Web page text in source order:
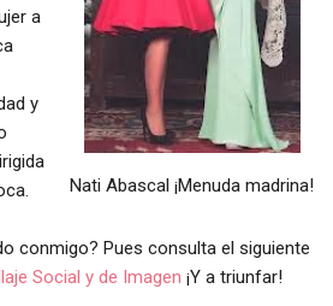
Nati Abascal ¡Menuda madrina!
a
y
conmigo? Pues consulta el siguiente
Social y de Imagen ¡Y a triunfar!